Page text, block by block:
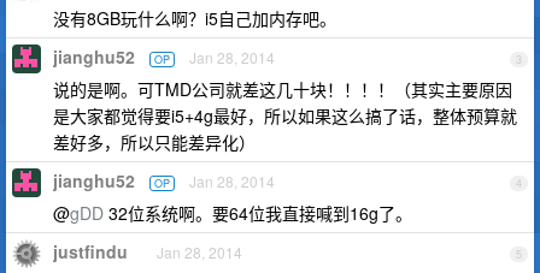
没有8GB玩什么啊？i5自己加内存吧。
3
jianghu52 OP Jan 28, 2014
说的是啊。可TMD公司就差这几十块！！！！（其实主要原因
是大家都觉得要i5+4g最好，所以如果这么搞了话，整体预算就
差好多，所以只能差异化）
4
jianghu52 OP Jan 28, 2014
@gDD 32位系统啊。要64位我直接喊到16g了。
5
justfindu Jan 28, 2014